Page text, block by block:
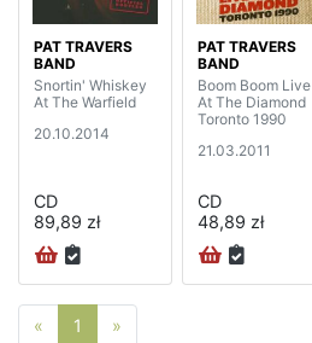
PAT TRAVERS
BAND
Snortin' Whiskey
At The Warfield
20.10.2014
CD
89,89 zł
PAT TRAVERS
BAND
Boom Boom Live
At The Diamond
Toronto 1990
21.03.2011
CD
48,89 zł
« Poprzednia strona
1 »